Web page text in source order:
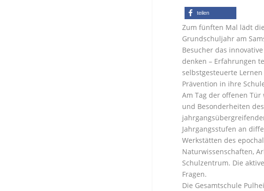
teilen
Zum fünften Mal lädt
Grundschuljahr am
Besucher das
denken – Erfahrungen
selbstgesteuerte
Prävention in ihre
Am Tag der offenen
und Besonderheiten
Jahrgangsstufen an
Werkstätten des
Naturwissenschaften,
Schulzentrum. Die
Fragen.
Die Gesamtschule